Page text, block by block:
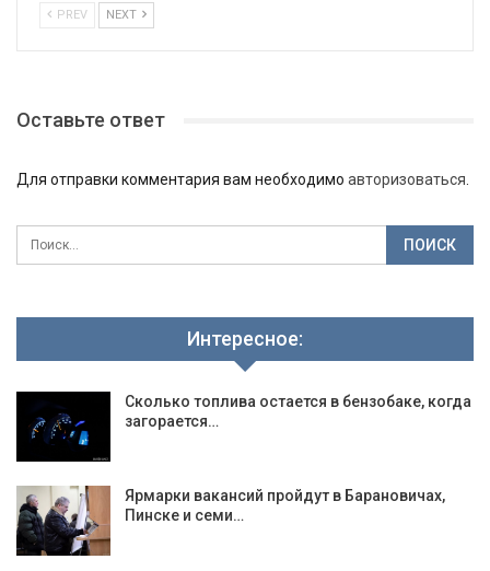
PREV NEXT
Оставьте ответ
Для отправки комментария вам необходимо авторизоваться.
Интересное:
Сколько топлива остается в бензобаке, когда
загорается…
Ярмарки вакансий пройдут в Барановичах,
Пинске и семи…